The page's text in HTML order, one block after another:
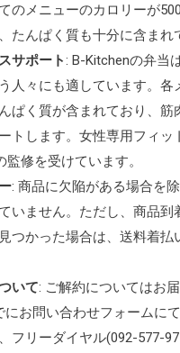
のメニューのカロリーが
たんぱく質も十分に含まれ
サポート: B-Kitchenの弁当
人々にも適しています。各
ぱく質が含まれており、筋
トします。女性専用フィッ
監修を受けています。
: 商品に欠陥がある場合を
いません。ただし、商品到
つかった場合は、送料着払
いて: ご解約についてはお
にお問い合わせフォームに
フリーダイヤル(092-577-